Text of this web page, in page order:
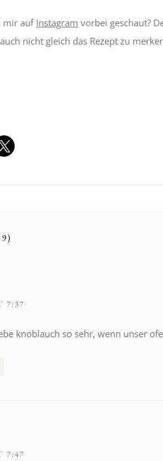
mir auf Instagram vorbei geschaut?
nicht gleich das Rezept zu
7:37
knoblauch so sehr, wenn unser
7:47